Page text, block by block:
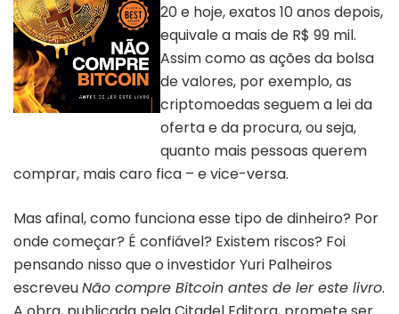
20 e hoje, exatos 10 anos depois,
equivale a mais de R$ 99 mil.
Assim como as ações da bolsa
de valores, por exemplo, as
criptomoedas seguem a lei da
oferta e da procura, ou seja,
quanto mais pessoas querem
comprar, mais caro fica – e vice-versa.
Mas afinal, como funciona esse tipo de dinheiro? Por
onde começar? É confiável? Existem riscos? Foi
pensando nisso que o investidor Yuri Palheiros
escreveuNão compre Bitcoin antes de ler este livro.